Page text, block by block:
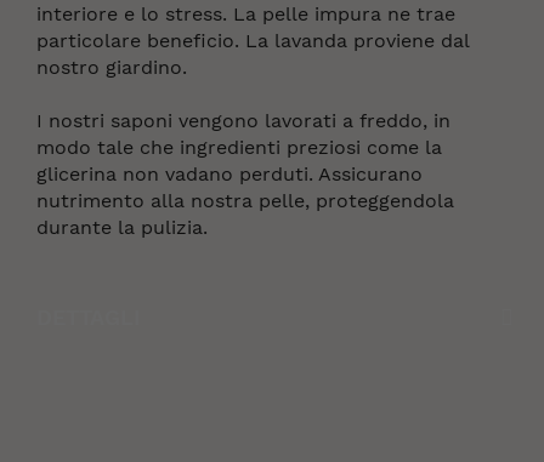
interiore e lo stress. La pelle impura ne trae
particolare beneficio. La lavanda proviene dal
nostro giardino.
I nostri saponi vengono lavorati a freddo, in
modo tale che ingredienti preziosi come la
glicerina non vadano perduti. Assicurano
nutrimento alla nostra pelle, proteggendola
durante la pulizia.